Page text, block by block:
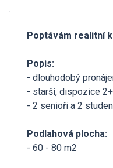
Poptávám realitní
Popis:
- dlouhodobý
- starší, dispozice
- 2 senioři a 2
Podlahová plocha:
- 60 - 80 m2